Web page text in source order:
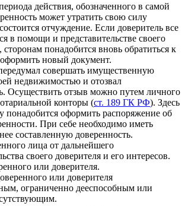
действия, обозначенного в самой
может утратить свою силу
отчуждение. Если доверитель все
в помощи и представительстве своего
сторонам понадобится вновь обратиться к
новый документ.
совершать имущественную
недвижимостью и отозвал
Осуществить отзыв можно путем личного
конторы (ст. 189 ГК РФ). Здесь
понадобится оформить распоряжение об
При себе необходимо иметь
составленную доверенность.
лица от дальнейшего
своего доверителя и его интересов.
или доверителя.
или доверителя
ограниченно дееспособным или